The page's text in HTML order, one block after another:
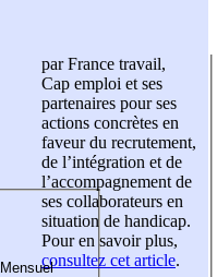
par France travail,
Cap emploi et ses
partenaires pour ses
actions concrètes en
faveur du recrutement,
de l’intégration et de
l’accompagnement de
ses collaborateurs en
situation de handicap.
Pour en savoir plus,
consultez cet article.